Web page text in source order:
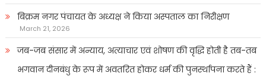
बिक्रम नगर पंचायत के अध्यक्ष ने किया अस्पताल का निरीक्षण
March 21, 2026
जब-जब संसार में अन्याय, अत्याचार एवं शोषण की वृद्धि होती है तब-तब
भगवान दीनबंधु के रूप में अवतरित होकर धर्म की पुनर्स्थापना करते हैं :